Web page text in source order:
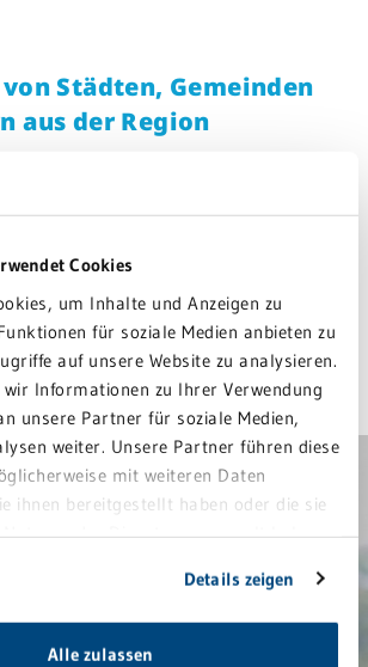
Cookies
um Inhalte und Anzeigen zu
für soziale Medien anbieten zu
auf unsere Website zu analysieren.
Informationen zu Ihrer Verwendung
unsere Partner für soziale Medien,
weiter. Unsere Partner führen diese
mit weiteren Daten
ihnen bereitgestellt haben oder die sie
der Dienste gesammelt haben.
Details zeigen
Alle zulassen
Städten, Gemeinden
aus der Region
und Reilingen sowie regionaler